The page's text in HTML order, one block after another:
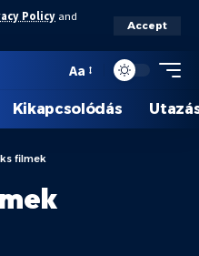
Policy and
Accept
Aa
Kikapcsolódás
filmek